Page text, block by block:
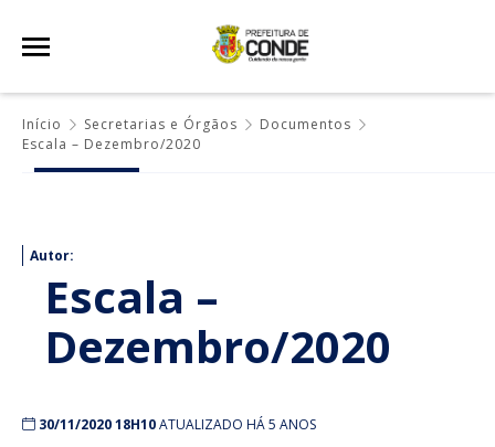
Início Secretarias e Órgãos
Documentos
Escala – Dezembro/2020
Autor:
Escala –
Dezembro/2020
30/11/2020 18H10ATUALIZADO HÁ 5 ANOS